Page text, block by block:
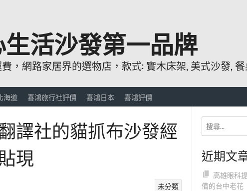
活沙發第一品牌
，網路家居界的選物店，款式: 實木床架, 美式沙發, 餐
海道 喜鴻旅行社評價 喜鴻日本 喜鴻評價
譯社的貓抓布沙發經
現
未分類
近期文
高雄眼科
備的台中老花